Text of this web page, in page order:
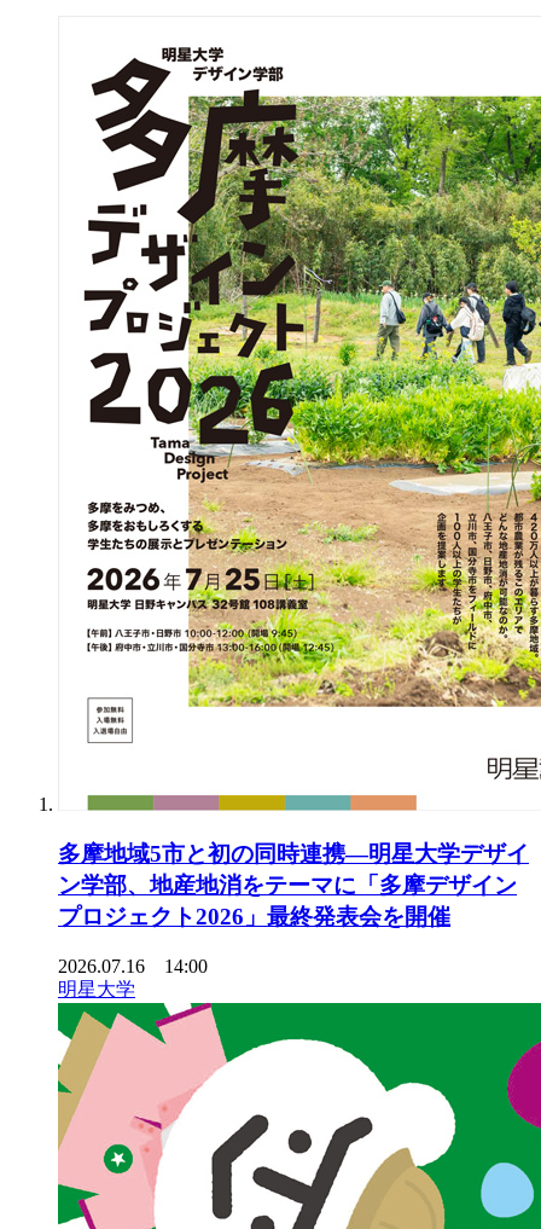
多摩地域5市と初の同時連携―明星大学デザイ
ン学部、地産地消をテーマに「多摩デザイン
プロジェクト2026」最終発表会を開催
2026.07.16 14:00
明星大学